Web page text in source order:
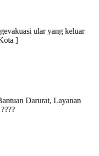
ular yang keluar
]
Darurat, Layanan